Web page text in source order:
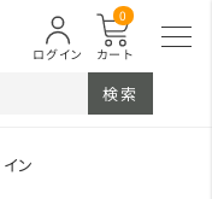
カート
0
ログイン
検索
ン